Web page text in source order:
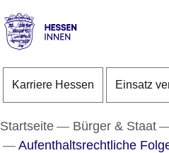
Direkt zum Kopf
Direkt zum Inhalt
Direkt zum Fuß der
Innen
Karriere Hessen Einsatz
Startseite Bürger & Staat
Aufenthaltsrechtliche